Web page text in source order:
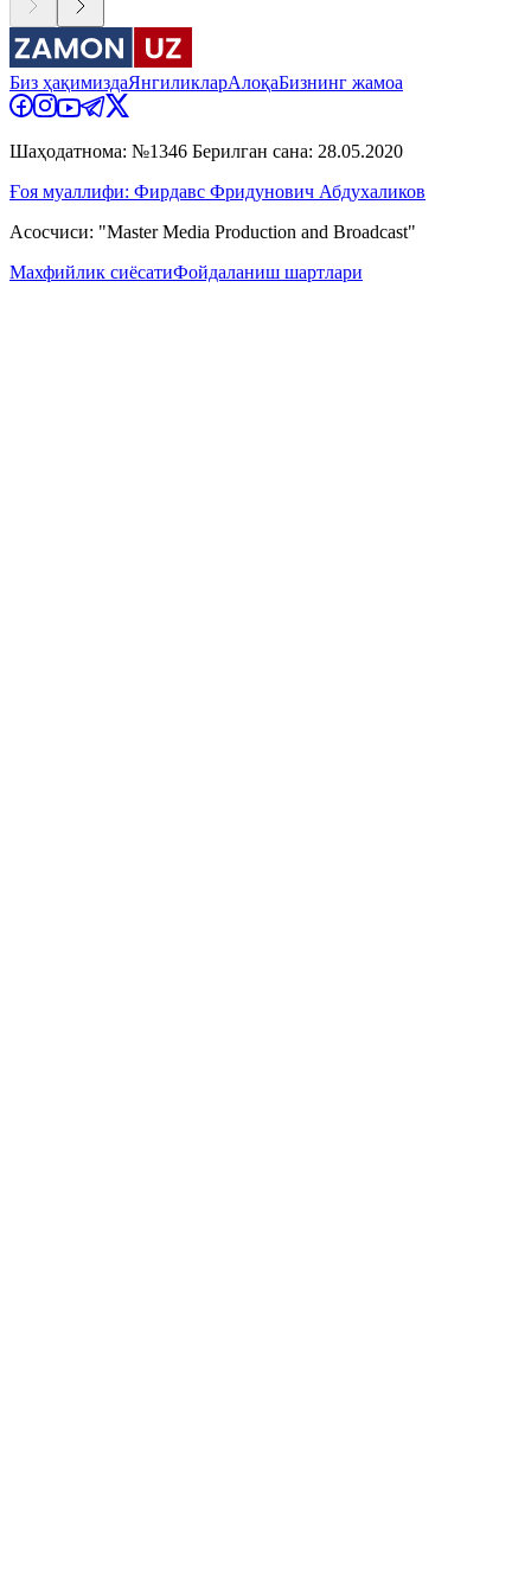
Биз ҳақимиздаЯнгиликларАлоқаБизнинг жамоа
Шаҳодатнома: №1346 Берилган сана: 28.05.2020
Ғоя муаллифи: Фирдавс Фридунович Абдухаликов
Асосчиси: "Master Media Production and Broadcast"
Махфийлик сиёсатиФойдаланиш шартлари